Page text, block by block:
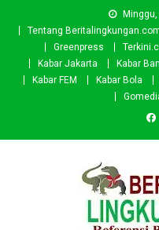
Tentang
Greenpress
Kabar Jakarta
Kabar
Kabar FEM
Kabar Bola